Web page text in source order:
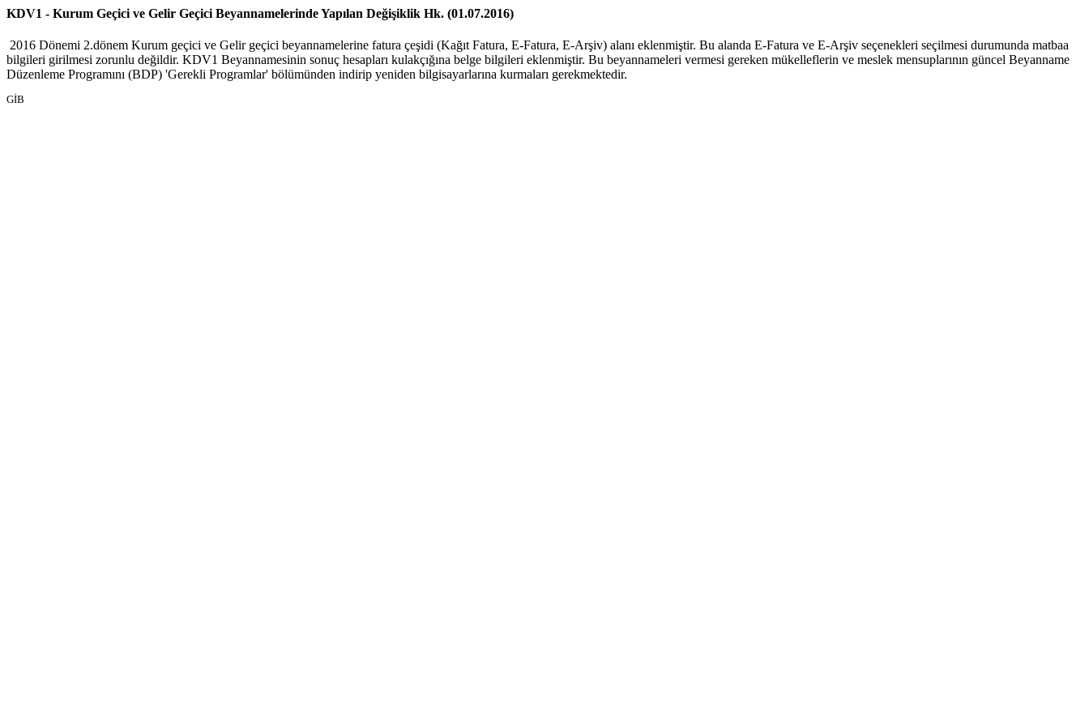
KDV1 - Kurum Geçici ve Gelir Geçici Beyannamelerinde Yapılan Değişiklik Hk. (01.07.2016)
2016 Dönemi 2.dönem Kurum geçici ve Gelir geçici beyannamelerine fatura çeşidi (Kağıt Fatura, E-Fatura, E-Arşiv) alanı eklenmiştir. Bu alanda E-Fatura ve E-Arşiv seçenekleri seçilmesi durumunda matbaa
bilgileri girilmesi zorunlu değildir. KDV1 Beyannamesinin sonuç hesapları kulakçığına belge bilgileri eklenmiştir. Bu beyannameleri vermesi gereken mükelleflerin ve meslek mensuplarının güncel Beyanname
Düzenleme Programını (BDP) 'Gerekli Programlar' bölümünden indirip yeniden bilgisayarlarına kurmaları gerekmektedir.
GİB